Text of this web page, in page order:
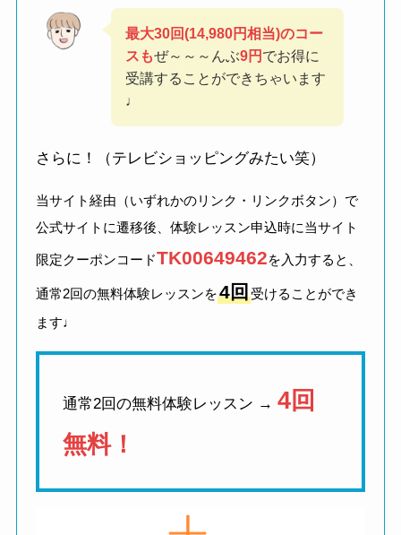
最大30回(14,980円相当)のコー
スもぜ～～～んぶ9円 でお得に
受講することができちゃいます
♩
さらに！（テレビショッピングみたい笑）
当サイト経由（いずれかのリンク・リンクボタン）で
公式サイトに遷移後、体験レッスン申込時に当サイト
限定クーポンコードTK00649462を入力すると、
通常2回の無料体験レッスンを4回受けることができ
ます♩
通常2回の無料体験レッスン → 4回
無料！